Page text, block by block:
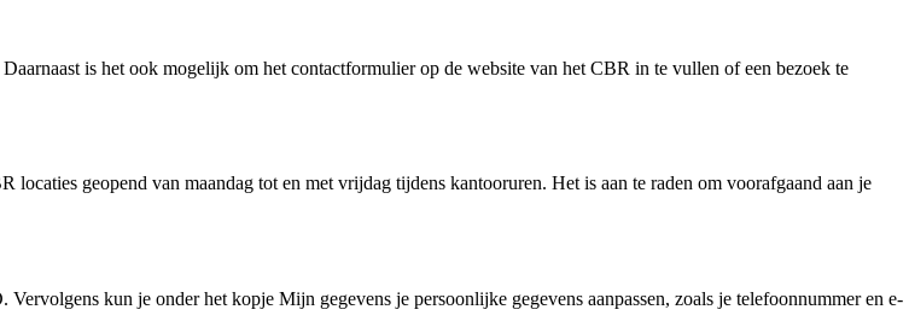
is het ook mogelijk om het contactformulier op de website van het CBR in te vullen of een bezoek te
geopend van maandag tot en met vrijdag tijdens kantooruren. Het is aan te raden om voorafgaand aan je
kun je onder het kopje Mijn gegevens je persoonlijke gegevens aanpassen, zoals je telefoonnummer en e-